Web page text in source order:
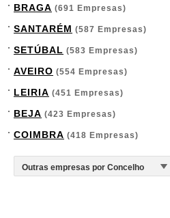
BRAGA (691 Empresas)
SANTARÉM (587 Empresas)
SETÚBAL (583 Empresas)
AVEIRO (554 Empresas)
LEIRIA (451 Empresas)
BEJA (423 Empresas)
COIMBRA (418 Empresas)